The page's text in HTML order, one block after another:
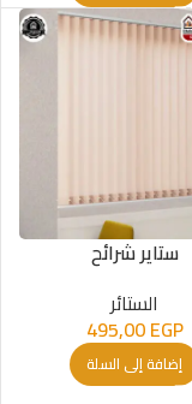
ستاير شرائح
الستائر
495,00EGP
إضافة إلى السلة